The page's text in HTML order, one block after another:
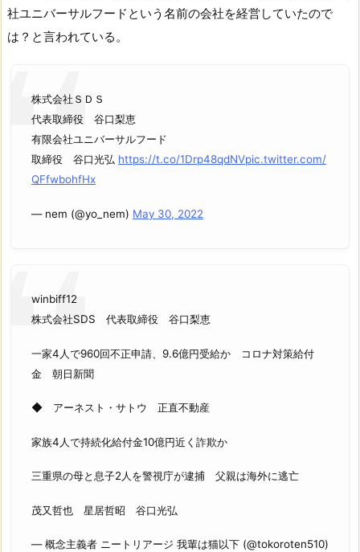
社ユニバーサルフードという名前の会社を経営していたので
は？と言われている。
株式会社ＳＤＳ
代表取締役 谷口梨恵
有限会社ユニバーサルフード
取締役 谷口光弘 https://t.co/1Drp48qdNVpic.twitter.com/
QFfwbohfHx
— nem (@yo_nem) May 30, 2022
winbiff12
株式会社SDS 代表取締役 谷口梨恵
一家4人で960回不正申請、9.6億円受給か コロナ対策給付
金 朝日新聞
◆ アーネスト・サトウ 正直不動産
家族4人で持続化給付金10億円近く詐欺か
三重県の母と息子2人を警視庁が逮捕 父親は海外に逃亡
茂又哲也 星居哲昭 谷口光弘
— 概念主義者 ニートリアージ 我輩は猫以下 (@tokoroten510)